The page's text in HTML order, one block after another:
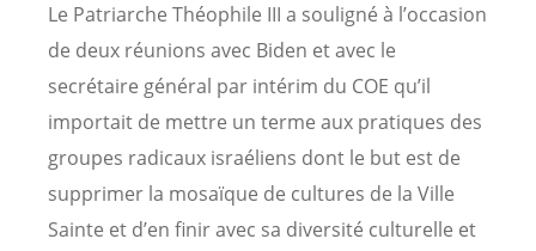
Le Patriarche Théophile III a souligné à l’occasion
de deux réunions avec Biden et avec le
secrétaire général par intérim du COE qu’il
importait de mettre un terme aux pratiques des
groupes radicaux israéliens dont le but est de
supprimer la mosaïque de cultures de la Ville
Sainte et d’en finir avec sa diversité culturelle et